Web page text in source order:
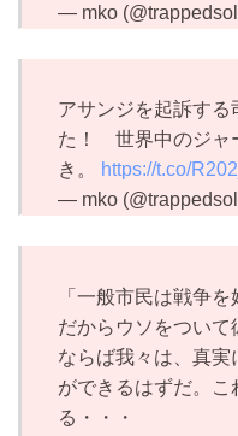
— mko
アサンジを起訴する
た！ 世界中のジャ
き。
https://t.co/
— mko
「一般市民は戦争を
だからウソをついて
ならば我々は、真実
ができるはずだ。
る・・・